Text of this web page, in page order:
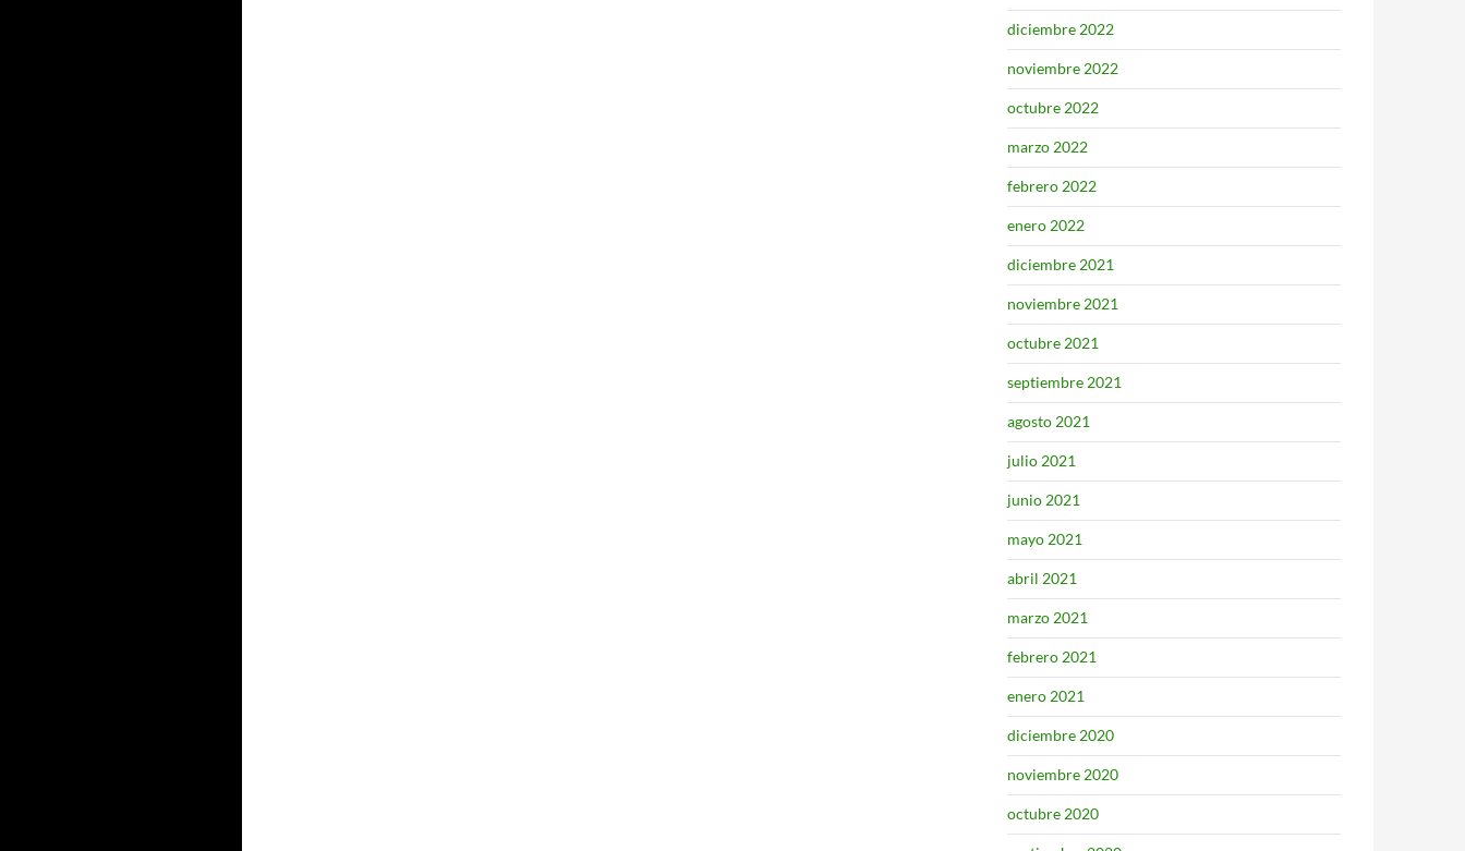
diciembre 2022
noviembre 2022
octubre 2022
marzo 2022
febrero 2022
enero 2022
diciembre 2021
noviembre 2021
octubre 2021
septiembre 2021
agosto 2021
julio 2021
junio 2021
mayo 2021
abril 2021
marzo 2021
febrero 2021
enero 2021
diciembre 2020
noviembre 2020
octubre 2020